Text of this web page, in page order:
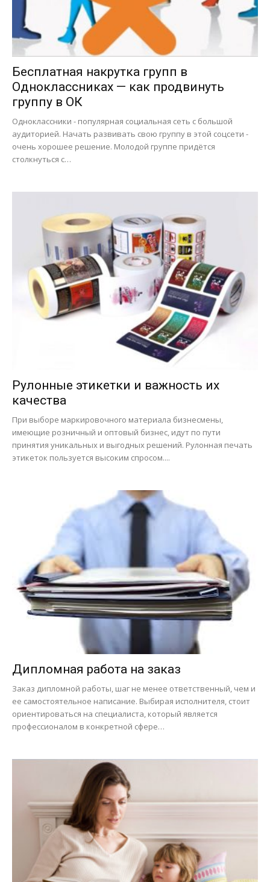
Бесплатная накрутка групп в
Одноклассниках — как продвинуть
группу в ОК
Одноклассники - популярная социальная сеть с большой
аудиторией. Начать развивать свою группу в этой соцсети -
очень хорошее решение. Молодой группе придётся
столкнуться с…
Рулонные этикетки и важность их
качества
При выборе маркировочного материала бизнесмены,
имеющие розничный и оптовый бизнес, идут по пути
принятия уникальных и выгодных решений. Рулонная печать
этикеток пользуется высоким спросом....
Дипломная работа на заказ
Заказ дипломной работы, шаг не менее ответственный, чем и
ее самостоятельное написание. Выбирая исполнителя, стоит
ориентироваться на специалиста, который является
профессионалом в конкретной сфере…